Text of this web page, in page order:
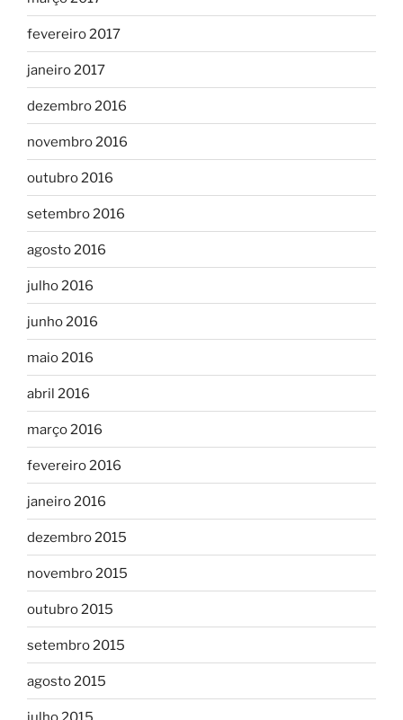
fevereiro 2017
janeiro 2017
dezembro 2016
novembro 2016
outubro 2016
setembro 2016
agosto 2016
julho 2016
junho 2016
maio 2016
abril 2016
março 2016
fevereiro 2016
janeiro 2016
dezembro 2015
novembro 2015
outubro 2015
setembro 2015
agosto 2015